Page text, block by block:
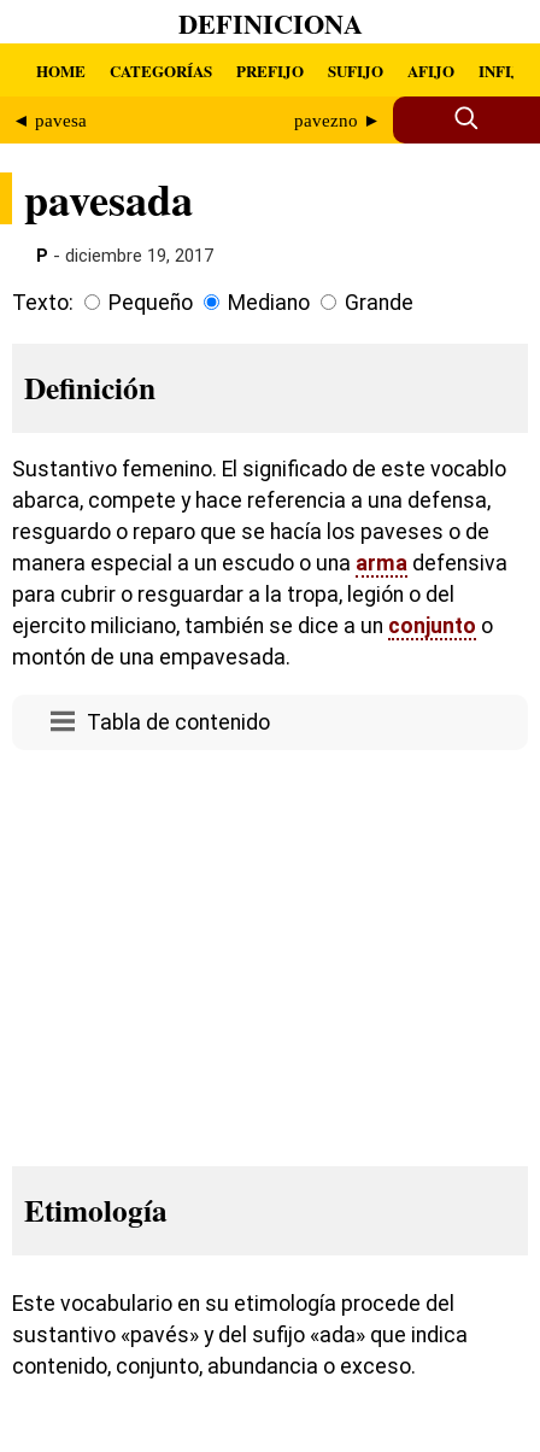
DEFINICIONA
HOME CATEGORÍAS PREFIJO SUFIJO AFIJO INFIJO
◄ pavesa pavezno ►
pavesada
P - diciembre 19, 2017
Texto: Pequeño Mediano Grande
Definición
Sustantivo femenino. El significado de este vocablo
abarca, compete y hace referencia a una defensa,
resguardo o reparo que se hacía los paveses o de
manera especial a un escudo o una arma defensiva
para cubrir o resguardar a la tropa, legión o del
ejercito miliciano, también se dice a un conjunto o
montón de una empavesada.
Tabla de contenido
Etimología
Este vocabulario en su etimología procede del
sustantivo «pavés» y del sufijo «ada» que indica
contenido, conjunto, abundancia o exceso.